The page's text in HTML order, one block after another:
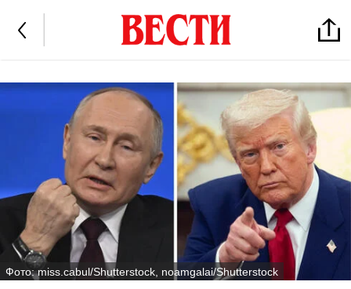
Фото: miss.cabul/Shutterstock, noamgalai/Shutterstock